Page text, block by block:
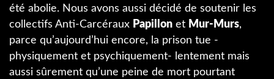
été abolie. Nous avons aussi décidé de soutenir les
collectifs Anti-Carcéraux Papillon et Mur-Murs,
parce qu’aujourd’hui encore, la prison tue -
physiquement et psychiquement- lentement mais
aussi sûrement qu’une peine de mort pourtant